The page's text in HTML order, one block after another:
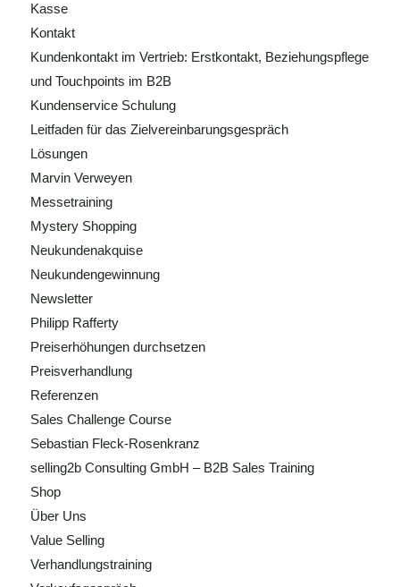
Kasse
Kontakt
Kundenkontakt im Vertrieb: Erstkontakt, Beziehungspflege
und Touchpoints im B2B
Kundenservice Schulung
Leitfaden für das Zielvereinbarungsgespräch
Lösungen
Marvin Verweyen
Messetraining
Mystery Shopping
Neukundenakquise
Neukundengewinnung
Newsletter
Philipp Rafferty
Preiserhöhungen durchsetzen
Preisverhandlung
Referenzen
Sales Challenge Course
Sebastian Fleck-Rosenkranz
selling2b Consulting GmbH – B2B Sales Training
Shop
Über Uns
Value Selling
Verhandlungstraining